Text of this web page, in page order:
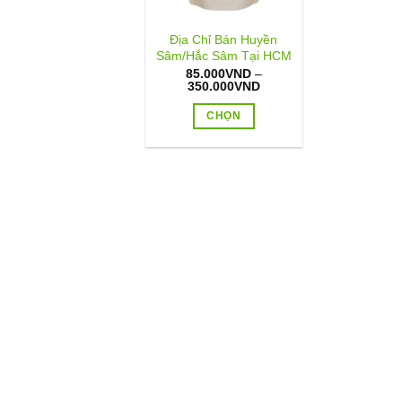
Địa Chỉ Bán Huyền
Sâm/Hắc Sâm Tại HCM
85.000VND –
350.000VNDKhoảng
350.000VND
CHỌN